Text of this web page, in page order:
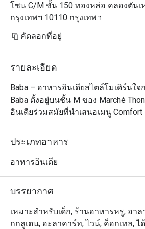
โซน C/M ชั้น 150 ทองหล่อ คลองตัน
กรุงเทพฯ 10110 กรุงเทพฯ
คัดลอกที่อยู่
รายละเอียด
Baba – อาหารอินเดียสไตล์โมเดิร์นใ
Baba ตั้งอยู่บนชั้น M ของ Marché
อินเดียร่วมสมัยที่นำเสนอเมนู
โดดเด่นจาก ไฟและควัน ผสมผสานค
อาหารอินเดียผ่าน วัตถุดิบคุณภาพสูงที่
กลมกล่อมและลงตัวระหว่าง ความคล
เมนูของ Baba นำเสนออาหารอินเดีย
ปรับแต่งให้ทันสมัย เติมเต็มด้วยรสชาติ
ประเภทอาหาร
อาหารอินเดีย
บรรยากาศ
เหมาะสำหรับเด็ก, ร้านอาหารหรู, ฮาล
กกลูเตน, อะลาคาร์ท, ไวน์, ค็อกเทล, ไ